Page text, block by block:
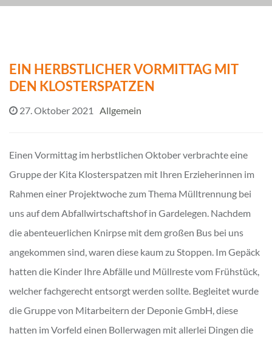
EIN HERBSTLICHER VORMITTAG MIT
DEN KLOSTERSPATZEN
27. Oktober 2021 Allgemein
Einen Vormittag im herbstlichen Oktober verbrachte eine
Gruppe der Kita Klosterspatzen mit Ihren Erzieherinnen im
Rahmen einer Projektwoche zum Thema Mülltrennung bei
uns auf dem Abfallwirtschaftshof in Gardelegen. Nachdem
die abenteuerlichen Knirpse mit dem großen Bus bei uns
angekommen sind, waren diese kaum zu Stoppen. Im Gepäck
hatten die Kinder Ihre Abfälle und Müllreste vom Frühstück,
welcher fachgerecht entsorgt werden sollte. Begleitet wurde
die Gruppe von Mitarbeitern der Deponie GmbH, diese
hatten im Vorfeld einen Bollerwagen mit allerlei Dingen die